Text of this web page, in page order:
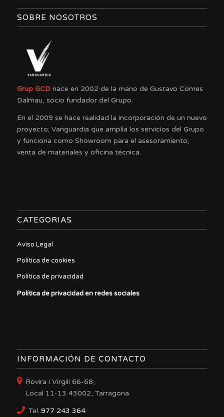
SOBRE NOSOTROS
Grup GCDnace en 2002 de la mano de Gustavo Comes
Dalmau, socio fundador del Grupo.
En el 2009 se hace realidad la incorporación de un nuevo
proyecto; Vanguardia que amplía los servicios del Grupo
y funciona como Showroom para el asesoramiento,
venta de materiales y oficina técnica.
CATEGORIAS
Aviso Legal
Política de cookies
Política de privacidad
Política de privacidad en redes sociales
INFORMACIÓN DE CONTACTO
Rovira i Virgili 66-68,
Local 11-13 43002, Tarragona.
Tel.:977 243 364